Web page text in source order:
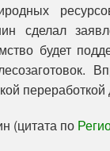
сделал
будет
(цитата по